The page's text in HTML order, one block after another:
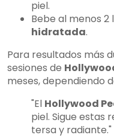
piel.
Bebe al menos
hidratada.
Para resultados más
sesiones de
meses, dependiendo
"El Hollywood
piel. Sigue estas
tersa y radiante."